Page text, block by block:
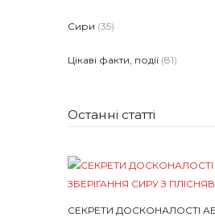
Сири (35)
Цікаві факти, події (81)
Останні статті
СЕКРЕТИ ДОСКОНАЛОСТІ